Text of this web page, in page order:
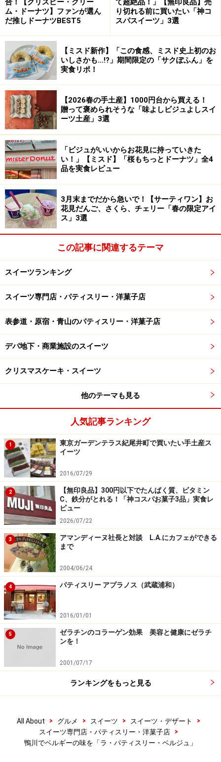
気の真っ赤なピストレがけのデコレーションも印象的で
ブリュレ、チョコレートの生地を重ね、シンプルにチョ
コレートを主役とした一品。
もう一つはベルギーの伝統菓子「ミゼラブル」。アーモ
ンドパウダー入りのジョコンド生地2枚で、こっくりと
濃厚なバタークリームをサンドしています。
「ラ・パティスリー・ベルジュ」の「ルイーズ」（税込420
円）、「ウルス」（税込430円）
他にも、ミルクチョコレートとスイートチョコレートの
2層のなめらかなムースを重ねたドーム状の「ルイー
ズ」や、シンプルで濃厚な焼きチョコレートケーキ「ク
ラシック・ショコラ」、可愛らしい白くま形のホワイト
チョコレートムースの中にフランボワーズやピスタチオ
ビスキュイが隠れた「ウルス」など、チョコレートを使
ったケーキはやはり種類が豊富。遠方からわざわざ訪れ
意らしい」という期待に応えたいというシェフの思いが
表れています。
冬から春にかけての「いちごのタルト」は、千葉県産の
旬の苺を使用。もちろん、ショートケーキ、モンブラ
ン、シュークリーム、ロールケーキやメープルシュガー
味の瓶入り「鴨川プリン」のように、日本人にとってな
じみやすアイテムもあり、タルトシトロンやミルフィー
「ラ・パティスリー・ベルジュ」の「ボンボンショコラ」
（8個入税込2,400円 ※2018年1月時点の価格）
ベルギーらしい型抜きタイプのボンボンショコラにも注
目！艶やかでカラフル、まさに宝石のようなボンボンシ
ョコラは、1粒ずつでも購入できますし、選んだものを
箱に詰めていただき、ギフト仕様にすることも可能で
す。
特にぜひ召し上がっていただきいのは、ハート形の赤い
ボンボンショコラ。これは、ベルギーの伝統的な焼き菓
子として知られる「スペキュロス」に使うスパイスミッ
クスを加えたガナッシュ入りのもの。
他にも、ライム果汁の酸味の効いた「シトロンヴェー
ル」や、チョコレートと相性のよいトンカ豆のアロマを
閉じ込めたガナッシュ入りの「トンカ」、青リンゴのフ
に閉じ込めた「フレーズ・フランボワーズ」、「キャラ
メル・ブール・サレ」「カフェ」「シトロン」「ペッシ
合！【クリスピー・クリー
ム・ドーナツ】ファンが選ん
だ推しドーナツBEST5
て超絶品！」【無印良品】売
り切れる前に買いたい「神コ
スパスイーツ」3選
【ミスド新作】「この食感、ミスド史上初のお
いしさかも…!?」期間限定の「サクぽふん」を
実食リポ！
【2026春の手土産】1000円台から買える！
贈って褒められそうな「味よしビジュよしスイ
ーツ土産」3選
「ビジュがいいからお花見に持っていきた
い！」【ミスド】「桜もちっとドーナツ」全4
品を実食レビュー
3月末までだから急いで！【サーティワン】お
花見だんご、さくら、チェリー「春の限定アイ
ス」3選
この記事に関連するテーマ
スイーツランキング
スイーツ専門店・パティスリー・洋菓子店
表参道・原宿・青山のパティスリー・洋菓子店
デパ地下・商業施設のスイーツ
クリスマスケーキ・スイーツ
他のテーマも見る
人気記事ランキング
1
東京ガーデンテラス紀尾井町で買いたい手土産ス
イーツ
2016/07/29
2
【無印良品】300円以下でたんぱく質、ビタミン
C、鉄分がとれる！「神コスパお菓子3品」実食レ
ビュー
2026/07/22
3
アマンディーヌ社長と対談 L.A.にカフェができる
まで
2004/06/24
4 パティスリー アプラノス（武蔵浦和）
2016/01/01
5
ゼラチンのコラーゲン効果 美容と健康にゼラチ
ンを！
2001/07/17
ランキングをもっと見る
All About > グルメ > スイーツ > スイーツ・デザート
>
スイーツ専門店・パティスリー・洋菓子店
>
鴨川でベルギーの味を「ラ・パティスリー・ベルジュ」